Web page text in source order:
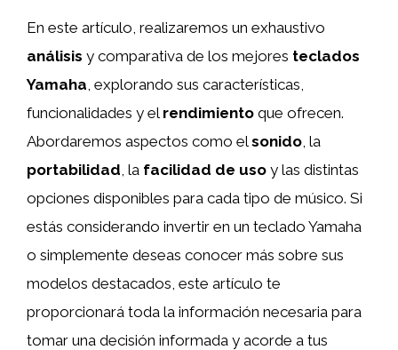
En este artículo, realizaremos un exhaustivo
análisis y comparativa de los mejores teclados
Yamaha , explorando sus características,
funcionalidades y el rendimiento que ofrecen.
Abordaremos aspectos como elsonido , la
portabilidad , la facilidad de uso y las distintas
opciones disponibles para cada tipo de músico. Si
estás considerando invertir en un teclado Yamaha
o simplemente deseas conocer más sobre sus
modelos destacados, este artículo te
proporcionará toda la información necesaria para
tomar una decisión informada y acorde a tus